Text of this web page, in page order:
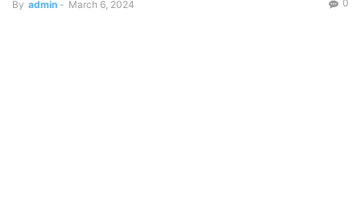
By admin - March 6, 2024 0